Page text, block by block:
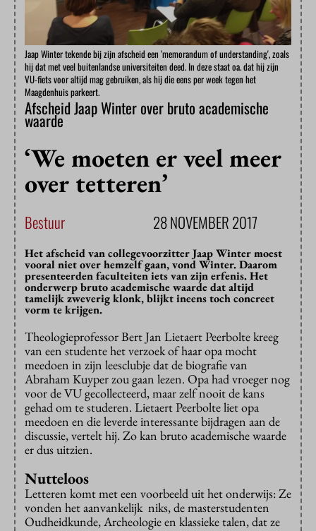
Jaap Winter tekende bij zijn afscheid een 'memorandum of understanding', zoals
hij dat met veel buitenlandse universiteiten deed. In deze staat oa. dat hij zijn
VU-fiets voor altijd mag gebruiken, als hij die eens per week tegen het
Maagdenhuis parkeert.
Afscheid Jaap Winter over bruto academische
waarde
‘We moeten er veel meer
over tetteren’
Bestuur 28 NOVEMBER 2017
Het afscheid van collegevoorzitter Jaap Winter moest
vooral niet over hemzelf gaan, vond Winter. Daarom
presenteerden faculteiten iets van zijn erfenis. Het
onderwerp bruto academische waarde dat altijd
tamelijk zweverig klonk, blijkt ineens toch concreet
vorm te krijgen.
Theologieprofessor Bert Jan Lietaert Peerbolte kreeg
van een studente het verzoek of haar opa mocht
meedoen in zijn leesclubje dat de biografie van
Abraham Kuyper zou gaan lezen. Opa had vroeger nog
voor de VU gecollecteerd, maar zelf nooit de kans
gehad om te studeren. Lietaert Peerbolte liet opa
meedoen en die leverde interessante bijdragen aan de
discussie, vertelt hij. Zo kan bruto academische waarde
er dus uitzien.
Nutteloos
Letteren komt met een voorbeeld uit het onderwijs: Ze
vonden het aanvankelijk niks, de masterstudenten
Oudheidkunde, Archeologie en klassieke talen, dat ze